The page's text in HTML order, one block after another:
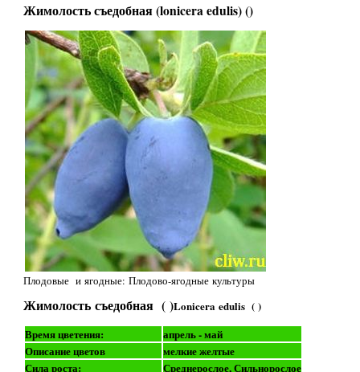
Жимолость съедобная (lonicera edulis) ()
Плодовые и ягодные: Плодово-ягодные культуры
Жимолость съедобная ( )Lonicera edulis ( )
Время цветения:
апрель - май
Описание цветов
мелкие желтые
Сила роста:
Среднерослое, Сильнорослое